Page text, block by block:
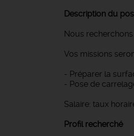
Description du
Nous
Vos missions
- Préparer la
- Pose de
Salaire: taux
Profil recherché